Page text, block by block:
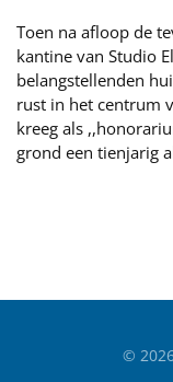
Toen na afloop de
kantine van Studio
belangstellenden
rust in het centrum
kreeg als
grond een tienjarig
©